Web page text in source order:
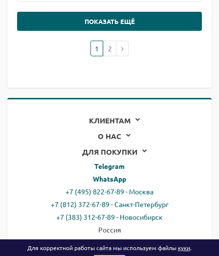
ПОКАЗАТЬ ЕЩЁ
1 2
КЛИЕНТАМ
О НАС
ДЛЯ ПОКУПКИ
Telegram
WhatsApp
+7 (495) 822-67-89 - Москва
+7 (812) 372-67-89 - Санкт-Петербург
+7 (383) 312-67-89 - Новосибирск
Россия
email:all@ready.website
Для корректной работы сайта мы используем файлы куки.